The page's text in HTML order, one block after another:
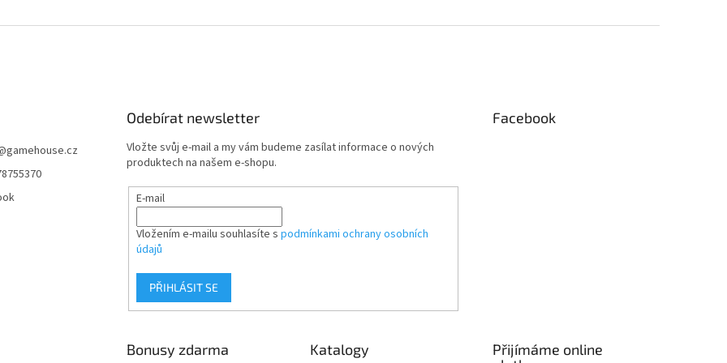
gamehouse.cz
Odebírat newsletter
Vložte svůj e-mail a my vám budeme zasílat informace o nových
produktech na našem e-shopu.
E-mail
Vložením e-mailu souhlasíte s podmínkami ochrany osobních
údajů
PŘIHLÁSIT SE
Facebook
Bonusy zdarma Katalogy
Přijímáme online